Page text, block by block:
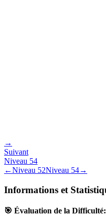
→
Suivant
Niveau 54
←Niveau 52Niveau 54→
Informations et
🎯 Évaluation de la Difficulté: